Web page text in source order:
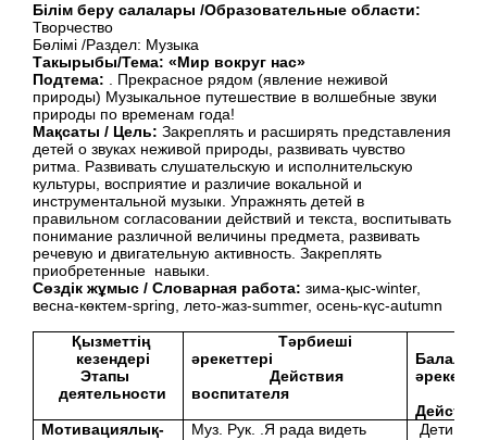
Білім беру салалары /Образовательные области:
Творчество
Бөлімі /Раздел: Музыка
Такырыбы/Тема: «Мир вокруг нас»
Подтема: . Прекрасное рядом (явление неживой
природы) Музыкальное путешествие в волшебные звуки
природы по временам года!
Мақсаты / Цель: Закреплять и расширять представления
детей о звуках неживой природы, развивать чувство
ритма. Развивать слушательскую и исполнительскую
культуры, восприятие и различие вокальной и
инструментальной музыки. Упражнять детей в
правильном согласовании действий и текста, воспитывать
понимание различной величины предмета, развивать
речевую и двигательную активность. Закреплять
приобретенные навыки.
Сөздік жұмыс / Словарная работа: зима-қыс-winter,
весна-көктем-spring, лето-жаз-summer, осень-күс-autumn
Қызметтің
кезендері
Этапы
деятельности
Тәрбиеші
әрекеттері
Действия
воспитателя
Мотивациялық-
Муз. Рук. .Я рада видеть
Дети